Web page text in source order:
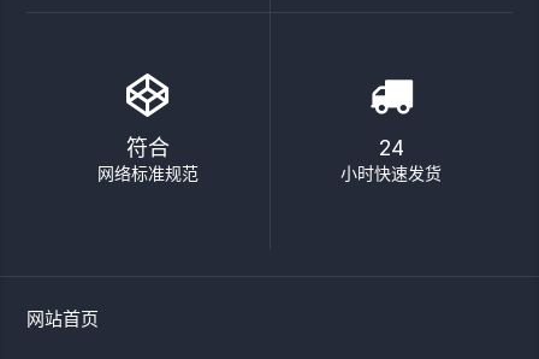
符合
网络标准规范
24
小时快速发货
网站首页